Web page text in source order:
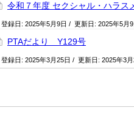
令和７年度 セクシャル・ハラス
登録日: 2025年5月9日 / 更新日: 2025年5月9
PTAだより Y129号
登録日: 2025年3月25日 / 更新日: 2025年3月